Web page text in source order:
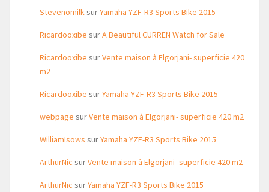
StevenomilksurYamaha YZF-R3 Sports Bike 2015
Ricardooxibe surA Beautiful CURREN Watch for Sale
Ricardooxibe surVente maison à Elgorjani- superficie 420
m2
Ricardooxibe surYamaha YZF-R3 Sports Bike 2015
webpage surVente maison à Elgorjani- superficie 420 m2
WilliamIsows surYamaha YZF-R3 Sports Bike 2015
ArthurNic surVente maison à Elgorjani- superficie 420 m2
ArthurNic surYamaha YZF-R3 Sports Bike 2015